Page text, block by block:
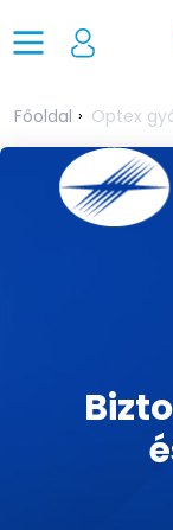
Főoldal Optex